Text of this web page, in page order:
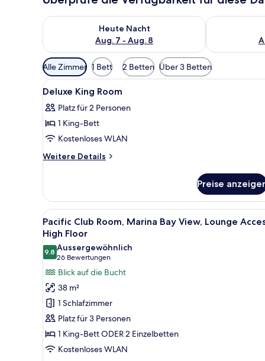
Heute Nacht
Aug. 7 - Aug. 8
Überprüfe die Verfügbarkeit für heute Nacht, Aug. 7
Überprüfe
Verfügbare
Filter
für
Alle Zimmer 1 Bett 2 Betten Über 3 Betten
Alle
Fotos
für
Deluxe
King
Room
Hochwertige Bettwaren,
1
Deluxe King Room
Platz für 2 Personen
1 King-Bett
Kostenloses WLAN
Weitere Details
Weitere
King
Room
Preise
Alle
Fotos
für
Pacific
Club
Room,
Marina
Bay
View,
Lounge
Access,
Ein Hotelzimmer mit einem
7
Pacific Club Room, Marina Bay View, Lounge
High Floor
9.89.8 von 10
Aussergewöhnlich
26 Bewertungen
(26
Bewertungen)
Blick auf die Bucht
38 m²
1 Schlafzimmer
Platz für 3 Personen
1 King-Bett ODER 2 Einzelbetten
Kostenloses WLAN